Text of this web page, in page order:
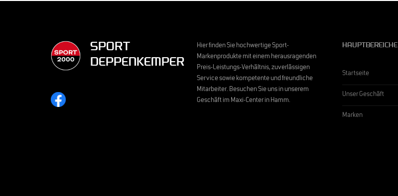
SPORT
DEPPENKEMPER
Hier finden Sie hochwertige Sport-
Markenprodukte mit einem herausragenden
Preis-Leistungs-Verhältnis, zuverlässigen
Service sowie kompetente und freundliche
Mitarbeiter. Besuchen Sie uns in unserem
Geschäft im Maxi-Center in Hamm.
HAUPTBEREICHE
Startseite
Unser Geschäft
Marken